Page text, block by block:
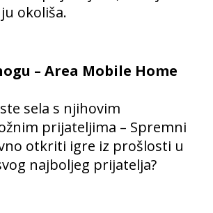
okoliša.
– Area Mobile Home
sela s njihovim
prijateljima – Spremni
otkriti igre iz prošlosti u
najboljeg prijatelja?